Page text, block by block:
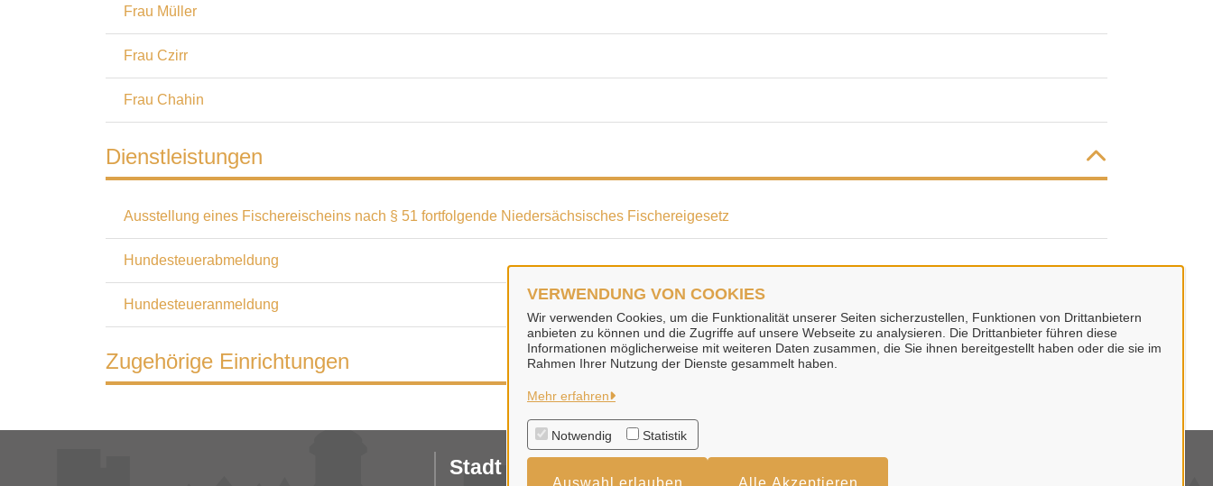
VERWENDUNG VON COOKIES
Wir verwenden Cookies, um die Funktionalität unserer Seiten sicherzustellen, Funktionen von Drittanbietern
anbieten zu können und die Zugriffe auf unsere Webseite zu analysieren. Die Drittanbieter führen diese
Informationen möglicherweise mit weiteren Daten zusammen, die Sie ihnen bereitgestellt haben oder die sie im
Rahmen Ihrer Nutzung der Dienste gesammelt haben.
Mehr erfahren
Notwendig Statistik
Auswahl erlauben Alle Akzeptieren
Frau Müller
Frau Czirr
Frau Chahin
Dienstleistungen
Ausstellung eines Fischereischeins nach § 51 fortfolgende Niedersächsisches Fischereigesetz
Hundesteuerabmeldung
Hundesteueranmeldung
Zugehörige Einrichtungen
Stadt Sarstedt